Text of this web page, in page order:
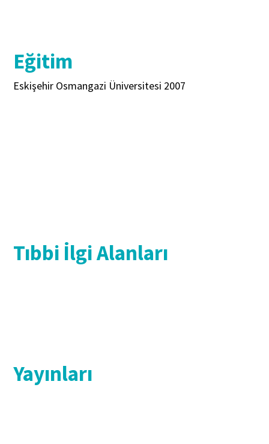
Eğitim
Eskişehir Osmangazi Üniversitesi 2007
Tıbbi İlgi Alanları
Yayınları